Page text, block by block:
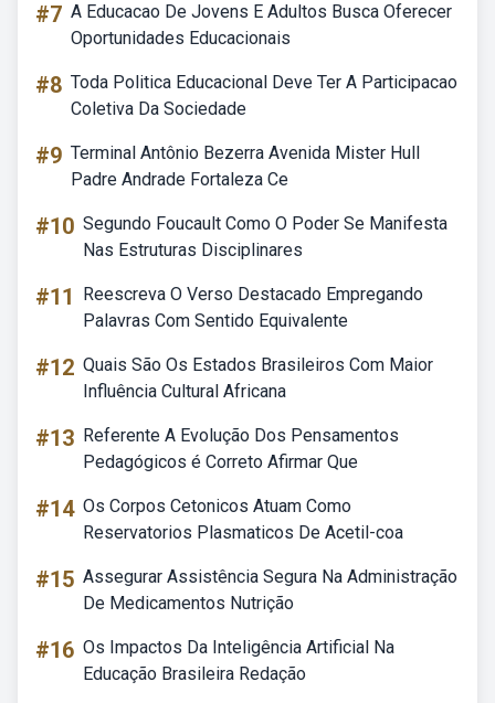
#7 A Educacao De Jovens E Adultos Busca Oferecer
Oportunidades Educacionais
#8 Toda Politica Educacional Deve Ter A Participacao
Coletiva Da Sociedade
#9 Terminal Antônio Bezerra Avenida Mister Hull
Padre Andrade Fortaleza Ce
#10 Segundo Foucault Como O Poder Se Manifesta
Nas Estruturas Disciplinares
#11
Reescreva O Verso Destacado Empregando
Palavras Com Sentido Equivalente
#12 Quais São Os Estados Brasileiros Com Maior
Influência Cultural Africana
#13 Referente A Evolução Dos Pensamentos
Pedagógicos é Correto Afirmar Que
#14 Os Corpos Cetonicos Atuam Como
Reservatorios Plasmaticos De Acetil-coa
#15 Assegurar Assistência Segura Na Administração
De Medicamentos Nutrição
#16 Os Impactos Da Inteligência Artificial Na
Educação Brasileira Redação